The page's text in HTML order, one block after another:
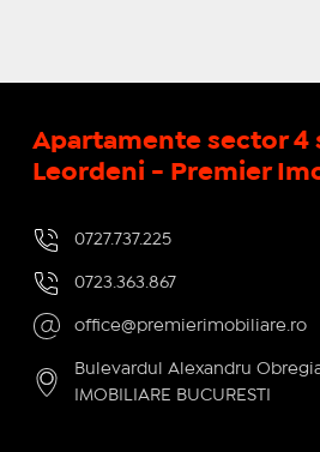
Apartamente sector 4
Leordeni - Premier
0727.737.225
0723.363.867
office@premierimobiliare.ro
Bulevardul Alexandru Obregia
IMOBILIARE BUCURESTI